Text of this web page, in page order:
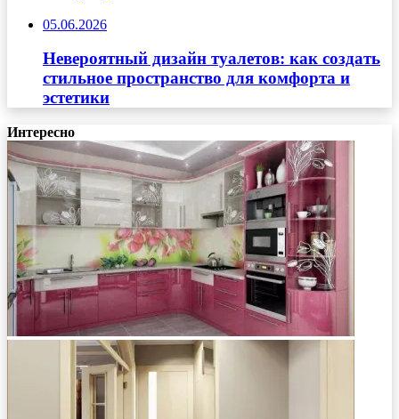
05.06.2026
Невероятный дизайн туалетов: как создать
стильное пространство для комфорта и
эстетики
Интересно